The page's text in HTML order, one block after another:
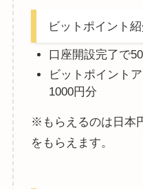
ビットポイント
口座開設完了で
ビットポイント
1000円分
※もらえるのは日本
をもらえます。